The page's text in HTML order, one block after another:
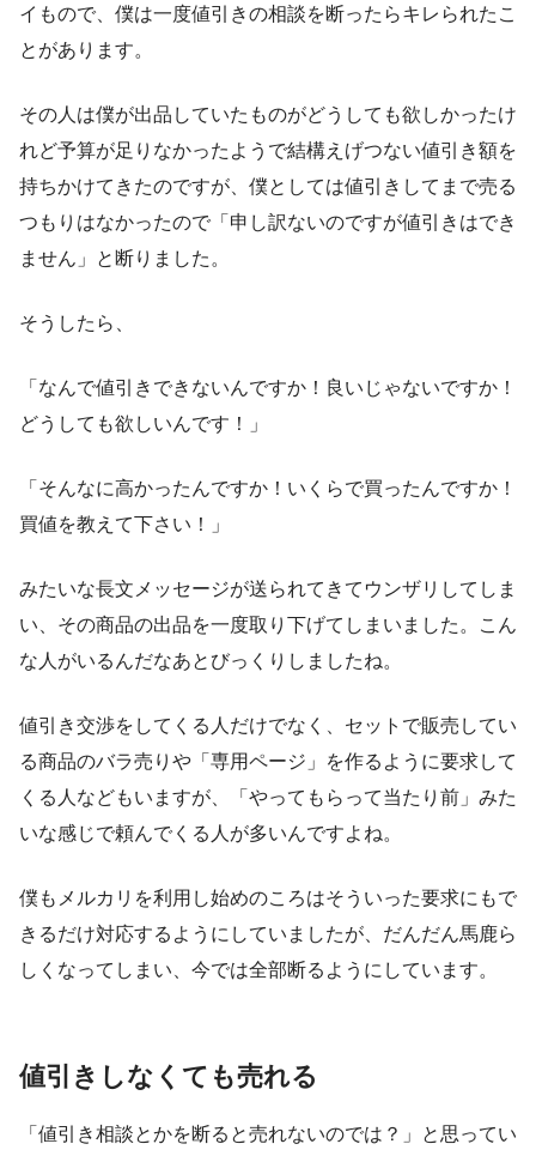
イもので、僕は一度値引きの相談を断ったらキレられたこ
とがあります。
その人は僕が出品していたものがどうしても欲しかったけ
れど予算が足りなかったようで結構えげつない値引き額を
持ちかけてきたのですが、僕としては値引きしてまで売る
つもりはなかったので「申し訳ないのですが値引きはでき
ません」と断りました。
そうしたら、
「なんで値引きできないんですか！良いじゃないですか！
どうしても欲しいんです！」
「そんなに高かったんですか！いくらで買ったんですか！
買値を教えて下さい！」
みたいな長文メッセージが送られてきてウンザリしてしま
い、その商品の出品を一度取り下げてしまいました。こん
な人がいるんだなあとびっくりしましたね。
値引き交渉をしてくる人だけでなく、セットで販売してい
る商品のバラ売りや「専用ページ」を作るように要求して
くる人などもいますが、「やってもらって当たり前」みた
いな感じで頼んでくる人が多いんですよね。
僕もメルカリを利用し始めのころはそういった要求にもで
きるだけ対応するようにしていましたが、だんだん馬鹿ら
しくなってしまい、今では全部断るようにしています。
値引きしなくても売れる
「値引き相談とかを断ると売れないのでは？」と思ってい